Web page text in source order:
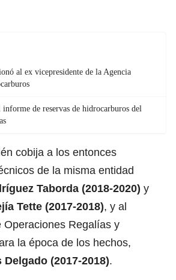
al ex vicepresidente de la Agencia
informe de reservas de hidrocarburos del
cobija a los entonces
de la misma entidad
Taborda (2018-2020) y
Tette (2017-2018), y al
Operaciones Regalías y
la época de los hechos,
(2017-2018).